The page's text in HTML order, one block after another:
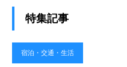
特集記事
宿泊・交通・生活